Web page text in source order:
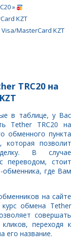
»
KZT
Visa/MasterCard KZT
TRC20 на
в таблице, у Вас
Tether TRC20 на
обменного пункта
позволит
В случае
переводом, стоит
обменника, где Вам
на сайте
обмена Tether
совершать
переходя к
его название.